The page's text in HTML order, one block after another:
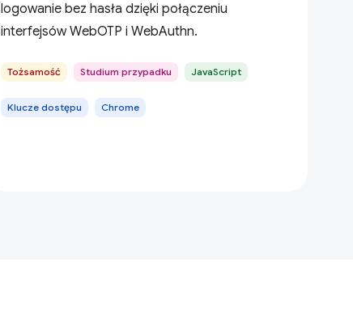
logowanie bez hasła dzięki połączeniu
interfejsów WebOTP i WebAuthn.
Tożsamość Studium przypadku JavaScript
Klucze dostępu Chrome